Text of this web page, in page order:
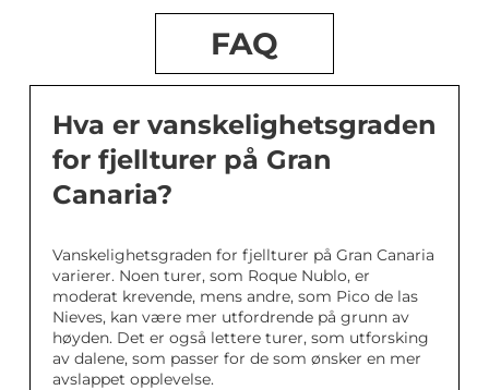
FAQ
Hva er vanskelighetsgraden
for fjellturer på Gran
Canaria?
Vanskelighetsgraden for fjellturer på Gran Canaria
varierer. Noen turer, som Roque Nublo, er
moderat krevende, mens andre, som Pico de las
Nieves, kan være mer utfordrende på grunn av
høyden. Det er også lettere turer, som utforsking
av dalene, som passer for de som ønsker en mer
avslappet opplevelse.